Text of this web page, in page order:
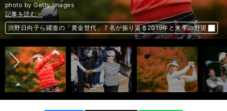
記事を読む＞
渋野日向子ら躍進の「黄金世代」７名が振り返る2019年と来季の野望
記事を読む＞
渋野日向子ら躍進の「黄金世代」７名が振り返る2019年と来季の野望
記事を読む＞
渋野日向子ら躍進の「黄金世代」７名が振り返る2019年と来季の野望
記事を読む＞
渋野日向子ら躍進の「黄金世代」７名が振り返る2019年と来季の野望
記事を読む＞
渋野日向子ら躍進の「黄金世代」７名が振り返る2019年と来季の野望
記事を読む＞
渋野日向子ら躍進の「黄金世代」７名が振り返る2019年と来季の野望
photo by Getty Images
記事を読む＞
渋野日向子ら躍進の「黄金世代」７名が振り返る2019年と来季の野望
前へ